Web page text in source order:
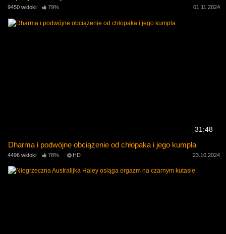
9450 widoki 79% 01.11.2024
31:48
Dharma i podwójne obciążenie od chłopaka i jego kumpla
4496 widoki 78% HD 23.10.2024